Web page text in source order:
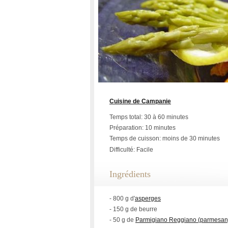
Cuisine de Campanie
Temps total: 30 à 60 minutes
Préparation: 10 minutes
Temps de cuisson: moins de 30 minutes
Difficulté: Facile
Ingrédients
- 800 g d'asperges
- 150 g de beurre
- 50 g de Parmigiano Reggiano